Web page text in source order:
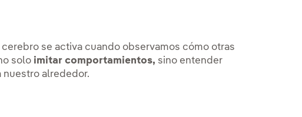
se activa cuando observamos cómo otras
solo imitar comportamientos, sino entender
nuestro alrededor.